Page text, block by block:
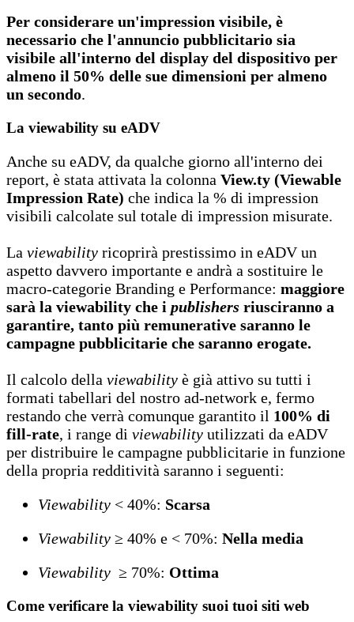
Per considerare un'impression visibile, è
necessario che l'annuncio pubblicitario sia
visibile all'interno del display del dispositivo per
almeno il 50% delle sue dimensioni per almeno
un secondo.
La viewability su eADV
Anche su eADV, da qualche giorno all'interno dei
report, è stata attivata la colonna View.ty (Viewable
Impression Rate) che indica la % di impression
visibili calcolate sul totale di impression misurate.
La viewability ricoprirà prestissimo in eADV un
aspetto davvero importante e andrà a sostituire le
macro-categorie Branding e Performance: maggiore
sarà la viewability che i publishers riusciranno a
garantire, tanto più remunerative saranno le
campagne pubblicitarie che saranno erogate.
Il calcolo della viewability è già attivo su tutti i
formati tabellari del nostro ad-network e, fermo
restando che verrà comunque garantito il 100% di
fill-rate, i range di viewability utilizzati da eADV
per distribuire le campagne pubblicitarie in funzione
della propria redditività saranno i seguenti:
Viewability < 40%: Scarsa
Viewability ≥ 40% e < 70%: Nella media
Viewability ≥ 70%: Ottima
Come verificare la viewability suoi tuoi siti web